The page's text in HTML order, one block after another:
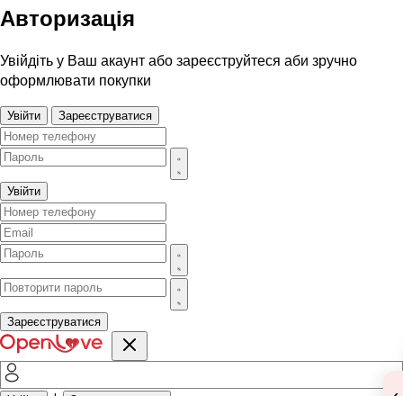
Авторизація
Увійдіть у Ваш акаунт або зареєструйтеся аби зручно
оформлювати покупки
Увійти Зареєструватися
Увійти
Зареєструватися